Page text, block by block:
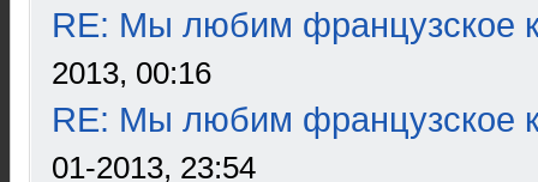
RE: Мы любим французское
2013, 00:16
RE: Мы любим французское
01-2013, 23:54